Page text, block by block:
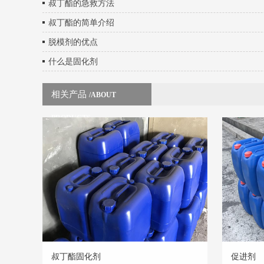
叔丁酯的急救方法
叔丁酯的简单介绍
脱模剂的优点
什么是固化剂
相关产品 /ABOUT
PRODUCTS
叔丁酯固化剂 促进剂